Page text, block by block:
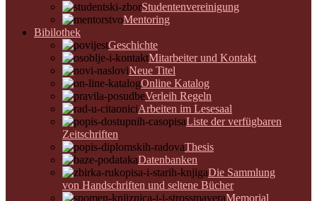
Studentenvereinigung
Mentoring
Bibilothek
Geschichte
Mitarbeiter und Kontakt
Neue Titel
Online Katalog
Verleih Regeln
Arbeiten im Lesesaal
Liste der verfügbaren
Zeitschriften
Thesis
Datenbanken
Die Sammlung
von Handschriften und seltene Bücher
Memorial